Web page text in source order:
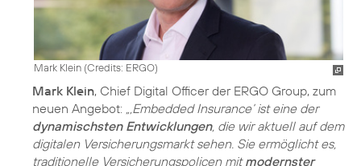
Mark Klein (Credits: ERGO)
Mark Klein, Chief Digital Officer der ERGO Group, zum
neuen Angebot:
„‚Embedded Insurance‘ ist eine der
dynamischsten Entwicklungen, die wir aktuell auf dem
digitalen Versicherungsmarkt sehen. Sie ermöglicht es,
traditionelle Versicherungspolicen mitmodernster